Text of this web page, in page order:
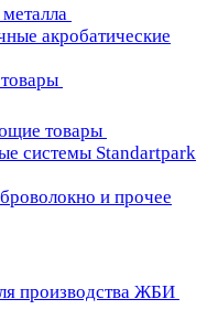
акробатические
товары
системы Standartpark
и прочее
производства ЖБИ